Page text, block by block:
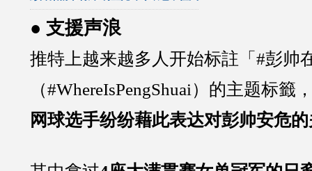
● 支援声浪
推特上越来越多人开始标註「#彭帅
（#WhereIsPengShuai）的主题标籤
网球选手纷纷藉此表达对彭帅安危